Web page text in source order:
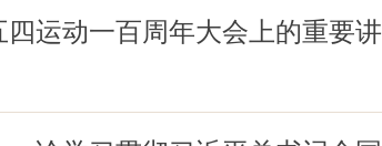
运动一百周年大会上的重要讲